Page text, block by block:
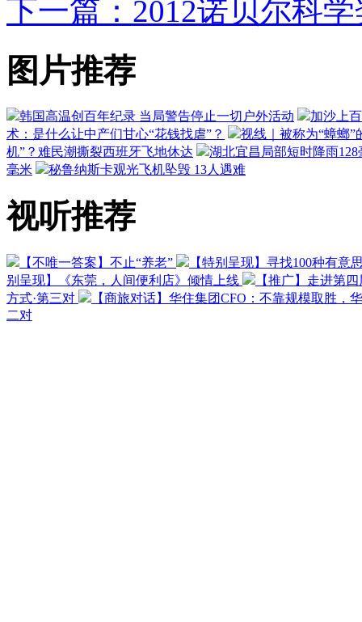
下一篇：2012诺贝尔科
图片推荐
韩国高温创百年纪录 当局警告停止一切户外活动
加沙上
术：是什么让中产们甘心“花钱找虐”？
视线｜被称为“蟑螂
机”？难民潮撕裂西班牙飞地休达
湖北宜昌局部短时降雨
毫米
秘鲁纳斯卡观光飞机坠毁 13人遇难
视听推荐
【不唯一答案】不止“养老”
【特别呈现】寻找100种有意
别呈现】《东莞，人间便利店》倾情上线
【推广】走进第
方式·第三对
【商旅对话】华住集团CFO：不靠规模取胜，
二对